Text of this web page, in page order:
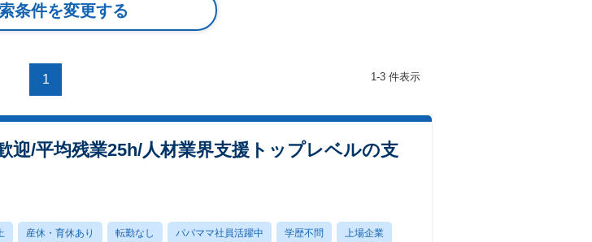
条件を変更する
1 1-3 件表示
/平均残業25h/人材業界支援トップレベルの支
産休・育休あり 転勤なし パパママ社員活躍中 学歴不問 上場企業